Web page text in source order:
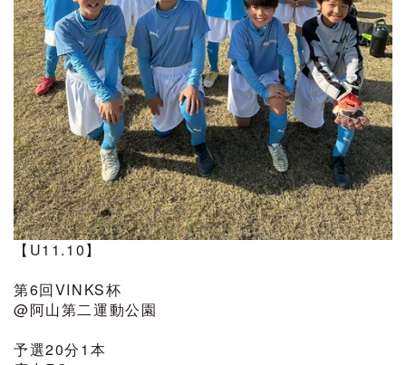
【U11.10】
第6回VINKS杯
@阿山第二運動公園
予選20分1本